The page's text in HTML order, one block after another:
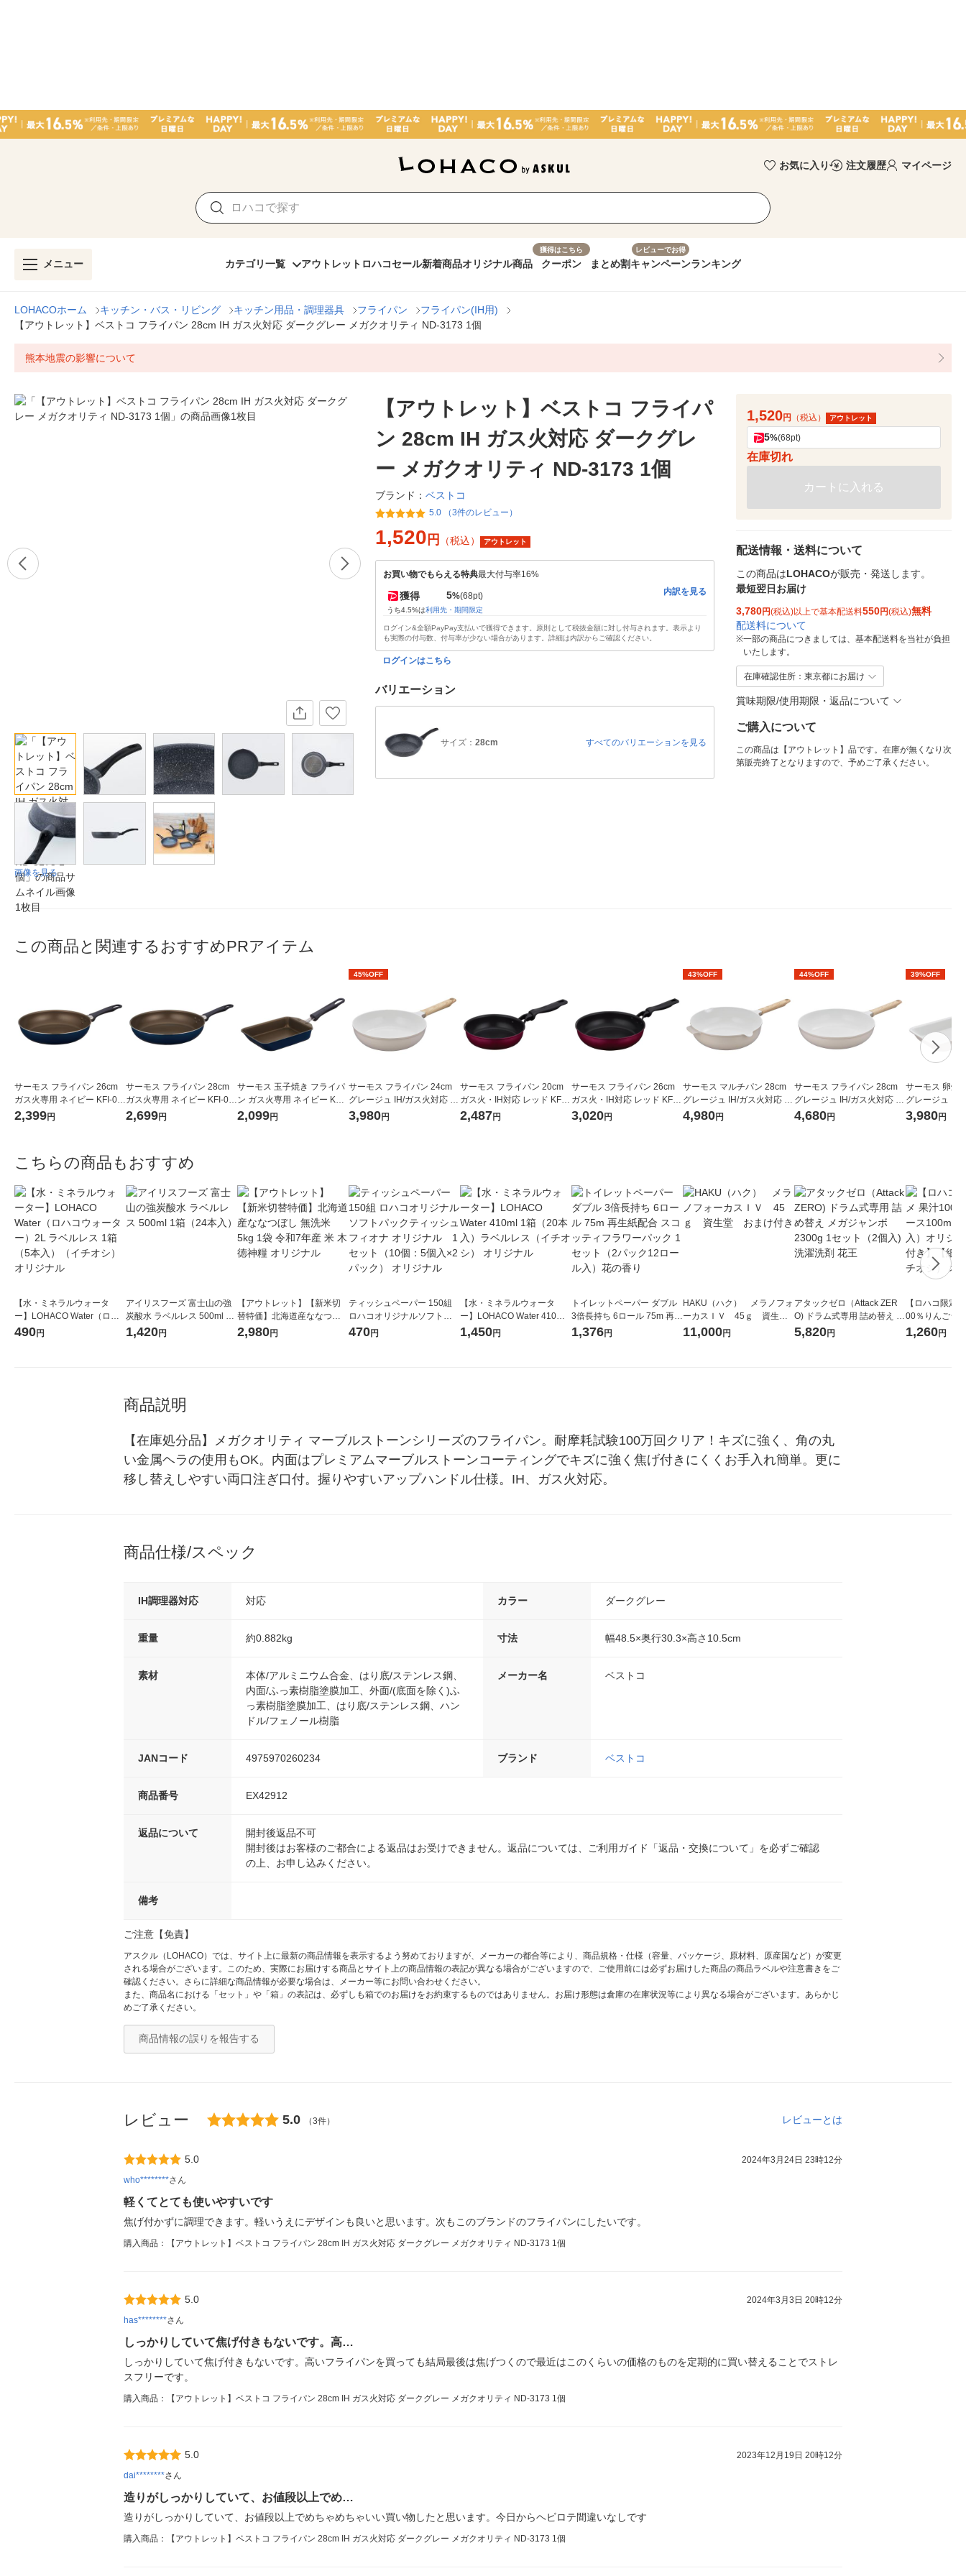
お気に入り 注文履歴 マイページ
メニュー カテゴリ一覧 アウトレット ロハコセール新着商品オリジナル商品
獲得はこちら
クーポン まとめ割
レビューでお得
キャンペーンランキング
LOHACOホーム キッチン・バス・リビング キッチン用品・調理器具 フライパン
フライパン(IH用)
【アウトレット】ベストコ フライパン 28cm IH ガス火対応 ダークグレー メガクオリティ ND-3173 1個
熊本地震の影響について
画像を見る
【アウトレット】ベストコ フライパ
ン 28cm IH ガス火対応 ダークグレ
ー メガクオリティ ND-3173 1個
ブランド： ベストコ
5.0 （3件のレビュー）
1,520 円 （税込） アウトレット
お買い物でもらえる特典最大付与率16%
獲得 5%(68pt)
うち4.5%は利用先・期間限定
内訳を見る
ログイン&全額PayPay支払いで獲得できます。原則として税抜金額に対し付与されます。表示より
も実際の付与数、付与率が少ない場合があります。詳細は内訳からご確認ください。
ログインはこちら
バリエーション
サイズ： 28cm すべてのバリエーションを見る
1,520円 （税込） アウトレット
5%(68pt)
在庫切れ
カートに入れる
配送情報・送料について
この商品はLOHACOが販売・発送します。
最短翌日お届け
3,780円(税込)以上で基本配送料550円(税込)無料
配送料について
※一部の商品につきましては、基本配送料を当社が負担
いたします。
在庫確認住所：東京都にお届け
賞味期限/使用期限・返品について
ご購入について
この商品は【アウトレット】品です。在庫が無くなり次
第販売終了となりますので、予めご了承ください。
この商品と関連するおすすめPRアイテム
サーモス フライパン 26cm
ガス火専用 ネイビー KFI-02
6 NVY 1個
2,399円
サーモス フライパン 28cm
ガス火専用 ネイビー KFI-02
8 NVY 1個
2,699円
サーモス 玉子焼き フライパ
ン ガス火専用 ネイビー KFI-
013E NVY 1個
2,099円
45%OFF
サーモス フライパン 24cm
グレージュ IH/ガス火対応 K
FO-024 GG 1個 深型設計 軽
量 フッ素化合物不使用
3,980円
サーモス フライパン 20cm
ガス火・IH対応 レッド KFM-
020 R1個
2,487円
サーモス フライパン 26cm
ガス火・IH対応 レッド KFM-
026 R1個
3,020円
43%OFF
サーモス マルチパン 28cm
グレージュ IH/ガス火対応 K
FOー028W GG1個 深型設計
軽量 フッ素化合物不使用
4,980円
44%OFF
サーモス フライパン 28cm
グレージュ IH/ガス火対応 K
FO-028 GG 1個 深型設計 軽
量 フッ素化合物不使用
4,680円
39%OFF
サーモス 卵焼
グレージュ IH/
FO-013E GG 1
素化合物不使用
3,980円
こちらの商品もおすすめ
【水・ミネラルウォータ
ー】LOHACO Water（ロハ
コウォーター）2L ラベルレ
490円
アイリスフーズ 富士山の強
炭酸水 ラベルレス 500ml 1
箱（24本入）
1,420円
【アウトレット】【新米切
替特価】北海道産ななつぼ
し 無洗米 5kg 1袋 令和7年産
米 木徳神糧 オリジナル
2,980円
ティッシュペーパー 150組
ロハコオリジナルソフトパ
ックティッシュ フィオナ オ
470円
【水・ミネラルウォータ
ー】LOHACO Water 410ml
1箱（20本入）ラベルレス
（イチオシ） オリジナル
1,450円
トイレットペーパー ダブル
3倍長持ち 6ロール 75m 再生
紙配合 スコッティフラワー
パック 1セット（2パック12
1,376円
HAKU（ハク） メラノフォ
ーカスＩＶ 45ｇ 資生
堂 おまけ付き
11,000円
アタックゼロ（Attack ZER
O) ドラム式専用 詰め替え メ
ガジャンボ 2300g 1セット
（2個入) 洗濯洗剤 花王
5,820円
【ロハコ限定
00％りんごジ
箱（18本入）
【クイズ付き
1,260円
商品説明
【在庫処分品】メガクオリティ マーブルストーンシリーズのフライパン。耐摩耗試験100万回クリア！キズに強く、角の丸
い金属ヘラの使用もOK。内面はプレミアムマーブルストーンコーティングでキズに強く焦げ付きにくくお手入れ簡単。更に
移し替えしやすい両口注ぎ口付。握りやすいアップハンドル仕様。IH、ガス火対応。
商品仕様/スペック
IH調理器対応 対応 カラー ダークグレー
重量 約0.882kg 寸法 幅48.5×奥行30.3×高さ10.5cm
素材
本体/アルミニウム合金、はり底/ステンレス鋼、
内面/ふっ素樹脂塗膜加工、外面/(底面を除く)ふ
っ素樹脂塗膜加工、はり底/ステンレス鋼、ハン
ドル/フェノール樹脂
メーカー名 ベストコ
JANコード 4975970260234 ブランド ベストコ
商品番号 EX42912
返品について
開封後返品不可
開封後はお客様のご都合による返品はお受けできません。返品については、ご利用ガイド「返品・交換について」を必ずご確認
の上、お申し込みください。
備考
ご注意【免責】
アスクル（LOHACO）では、サイト上に最新の商品情報を表示するよう努めておりますが、メーカーの都合等により、商品規格・仕様（容量、パッケージ、原材料、原産国など）が変更
される場合がございます。このため、実際にお届けする商品とサイト上の商品情報の表記が異なる場合がございますので、ご使用前には必ずお届けした商品の商品ラベルや注意書きをご
確認ください。さらに詳細な商品情報が必要な場合は、メーカー等にお問い合わせください。
また、商品名における「セット」や「箱」の表記は、必ずしも箱でのお届けをお約束するものではありません。お届け形態は倉庫の在庫状況等により異なる場合がございます。あらかじ
めご了承ください。
商品情報の誤りを報告する
レビュー 5.0 （3件） レビューとは
5.0
2024年3月24日 23時12分
who********さん
軽くてとても使いやすいです
焦げ付かずに調理できます。軽いうえにデザインも良いと思います。次もこのブランドのフライパンにしたいです。
購入商品：【アウトレット】ベストコ フライパン 28cm IH ガス火対応 ダークグレー メガクオリティ ND-3173 1個
5.0
2024年3月3日 20時12分
has********さん
しっかりしていて焦げ付きもないです。高…
しっかりしていて焦げ付きもないです。高いフライパンを買っても結局最後は焦げつくので最近はこのくらいの価格のものを定期的に買い替えることでストレ
スフリーです。
購入商品：【アウトレット】ベストコ フライパン 28cm IH ガス火対応 ダークグレー メガクオリティ ND-3173 1個
5.0
2023年12月19日 20時12分
dai********さん
造りがしっかりしていて、お値段以上でめ…
造りがしっかりしていて、お値段以上でめちゃめちゃいい買い物したと思います。今日からヘビロテ間違いなしです
購入商品：【アウトレット】ベストコ フライパン 28cm IH ガス火対応 ダークグレー メガクオリティ ND-3173 1個